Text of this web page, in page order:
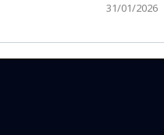
31/01/2026